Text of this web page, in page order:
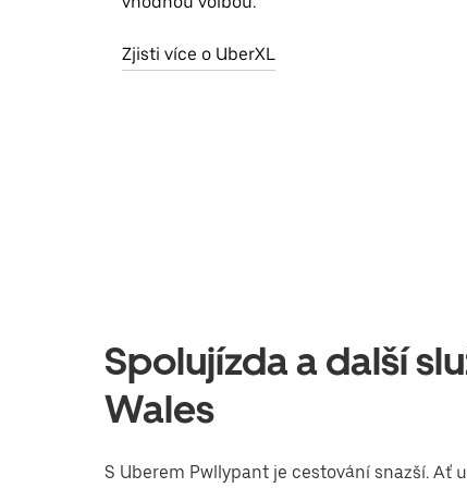
Zjisti více o UberXL
Spolujízda a další
Wales
S Uberem Pwllypant je cestování snazší. Ať